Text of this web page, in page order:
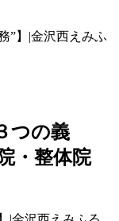
”】|金沢西えみふ
つの義
・整体院